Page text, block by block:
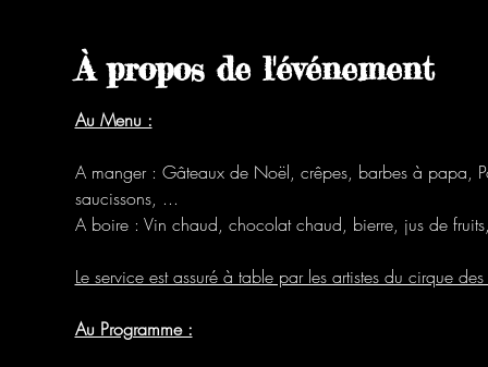
À propos de l'événement
Au Menu :
A manger : Gâteaux de Noël, crêpes, barbes à papa,
saucissons, ...
A boire : Vin chaud, chocolat chaud, bierre, jus de
Le service est assuré à table par les artistes du cirque
Au Programme :